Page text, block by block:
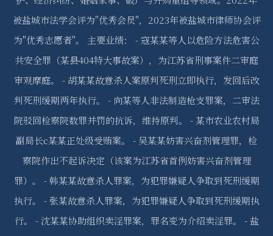
被盐城市法学会评为"优秀会员"，2023年被盐城市律师协会评
为"优秀志愿者"。 主要业绩： - 寇某某等人以危险方法危害公
共安全罪（某县404特大事故案），为江苏省刑事案件二审庭
审观摩庭。 - 胡某某故意杀人案原判死刑立即执行，发回后改
判死刑缓期两年执行。 - 向某等人非法制造枪支罪案，二审法
院驳回检察院数罪并罚的抗诉，维持原判。 - 某市农业农村局
副局长c某某正处级受贿案。 - 吴某某妨害兴奋剂管理罪，检
察院作出不起诉决定（该案为江苏省首例妨害兴奋剂管理
罪）。 - 韩某某故意杀人罪案，为犯罪嫌疑人争取到死刑缓期
执行。 - 张某故意杀人罪案，为犯罪嫌疑人争取到死刑缓期执
行。 - 沈某某协助组织卖淫罪案，罪名变为介绍卖淫罪。 - 盐